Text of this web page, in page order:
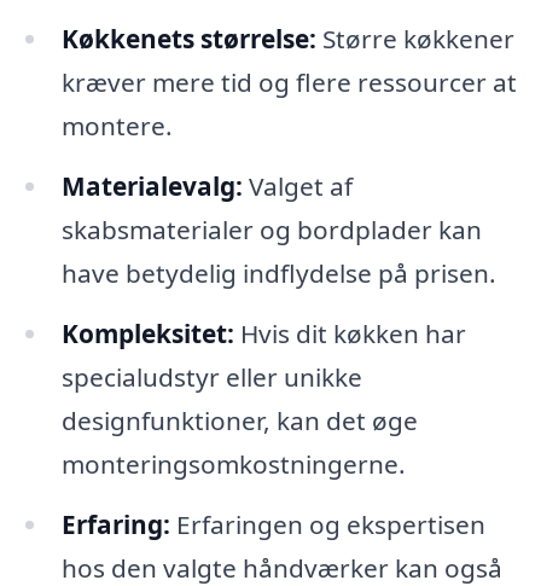
Køkkenets størrelse: Større køkkener
kræver mere tid og flere ressourcer at
montere.
Materialevalg: Valget af
skabsmaterialer og bordplader kan
have betydelig indflydelse på prisen.
Kompleksitet: Hvis dit køkken har
specialudstyr eller unikke
designfunktioner, kan det øge
monteringsomkostningerne.
Erfaring: Erfaringen og ekspertisen
hos den valgte håndværker kan også